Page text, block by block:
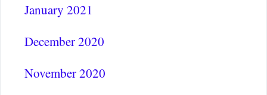
January 2021
December 2020
November 2020